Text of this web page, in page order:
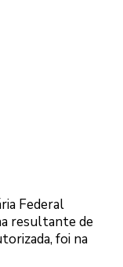
Federal
resultante de
foi na